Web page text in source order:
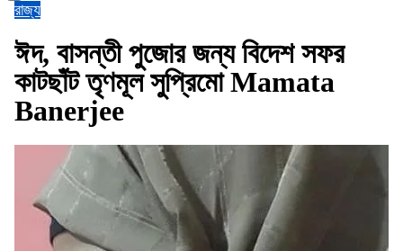
রাজ্য
ঈদ, বাসন্তী পুজোর জন্য বিদেশ সফর
কাটছাঁট তৃণমূল সুপ্রিমো Mamata
Banerjee